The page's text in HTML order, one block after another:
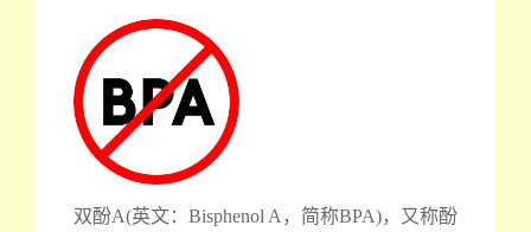
双酚A(英文：Bisphenol A，简称BPA)，又称酚